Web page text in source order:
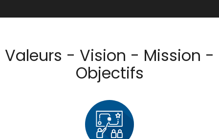
Valeurs - Vision - Mission -
Objectifs